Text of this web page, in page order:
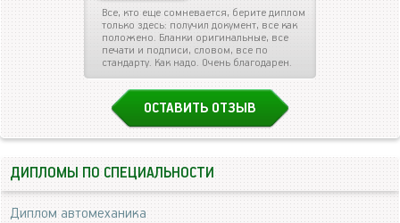
Все, кто еще сомневается, берите диплом
только здесь: получил документ, все как
положено. Бланки оригинальные, все
печати и подписи, словом, все по
стандарту. Как надо. Очень благодарен.
ОСТАВИТЬ ОТЗЫВ
ДИПЛОМЫ ПО СПЕЦИАЛЬНОСТИ
Диплом автомеханика